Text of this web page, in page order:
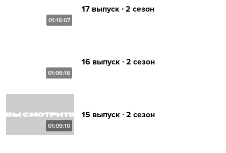
01:16:07
17 выпуск ∙ 2 сезон
01:06:16
16 выпуск ∙ 2 сезон
01:09:10
15 выпуск ∙ 2 сезон